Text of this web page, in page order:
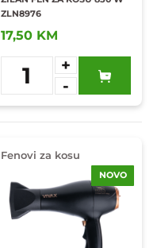
ZLN8976
17,50 KM
1
+
-
Dodaj u
omiljene
Fenovi za kosu
NOVO